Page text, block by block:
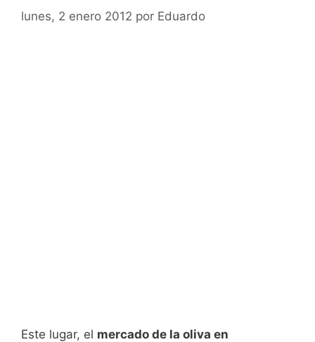
lunes, 2 enero 2012 por Eduardo
Este lugar, el mercado de la oliva en